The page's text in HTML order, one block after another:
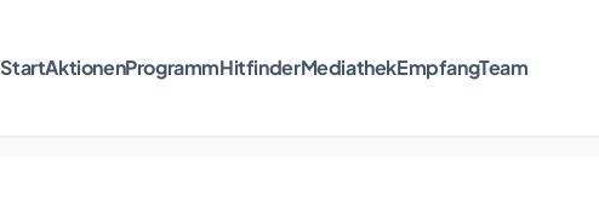
StartAktionenProgrammHitfinderMediathekEmpfangTeam